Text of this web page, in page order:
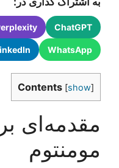
ChatGPT
WhatsApp
Contents [show]
مقدمه‌ای
مومنتوم